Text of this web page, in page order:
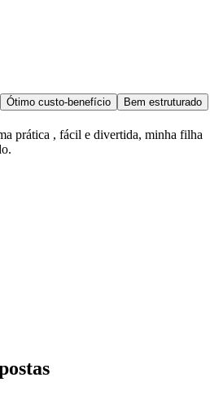
Ótimo custo-benefício
Bem estruturado
prática , fácil e divertida, minha filha